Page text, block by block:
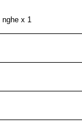
nghe x 1